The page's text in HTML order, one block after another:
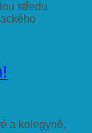
středu
a kolegyně,